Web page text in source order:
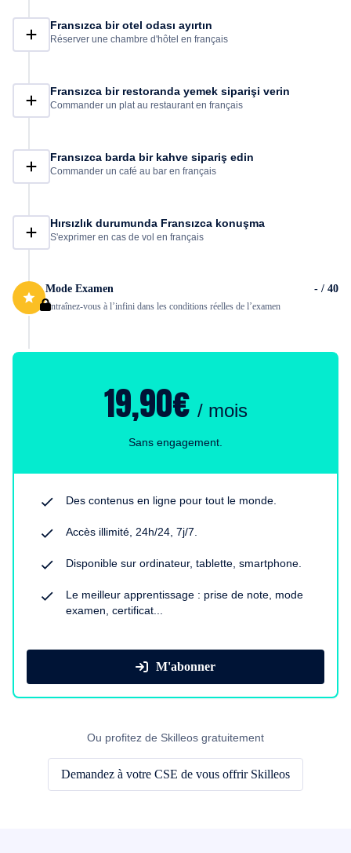
Fransızca bir otel odası ayırtın
Réserver une chambre d'hôtel en français
Fransızca bir restoranda yemek siparişi verin
Commander un plat au restaurant en français
Fransızca barda bir kahve sipariş edin
Commander un café au bar en français
Hırsızlık durumunda Fransızca konuşma
S'exprimer en cas de vol en français
Mode Examen
Entraînez-vous à l’infini dans les conditions réelles de l’examen
- / 40
19,90€ / mois
Sans engagement.
Des contenus en ligne pour tout le monde.
Accès illimité, 24h/24, 7j/7.
Disponible sur ordinateur, tablette, smartphone.
Le meilleur apprentissage : prise de note, mode
examen, certificat...
M'abonner
Ou profitez de Skilleos gratuitement
Demandez à votre CSE de vous offrir Skilleos